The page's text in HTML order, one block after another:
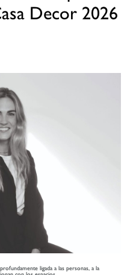
Decor 2026
ligada a las personas, a la